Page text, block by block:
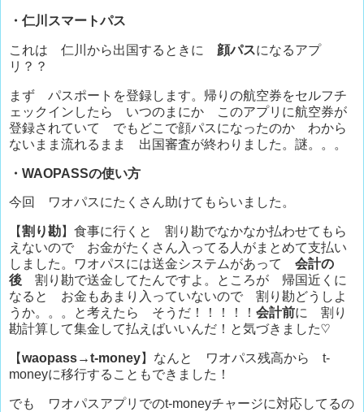
・仁川スマートパス
これは 仁川から出国するときに 顔パスになるアプ
リ？？
まず パスポートを登録します。帰りの航空券をセルフチ
ェックインしたら いつのまにか このアプリに航空券が
登録されていて でもどこで顔パスになったのか わから
ないまま流れるまま 出国審査が終わりました。謎。。。
・WAOPASSの使い方
今回 ワオパスにたくさん助けてもらいました。
【割り勘】食事に行くと 割り勘でなかなか払わせてもら
えないので お金がたくさん入ってる人がまとめて支払い
しました。ワオパスには送金システムがあって 会計の
後 割り勘で送金してたんですよ。ところが 帰国近くに
なると お金もあまり入っていないので 割り勘どうしよ
うか。。。と考えたら そうだ！！！！！ 会計前に 割り
勘計算して集金して払えばいいんだ！と気づきました♡
【waopass→t-money】なんと ワオパス残高から t-
moneyに移行することもできました！
でも ワオパスアプリでのt-moneyチャージに対応してるの